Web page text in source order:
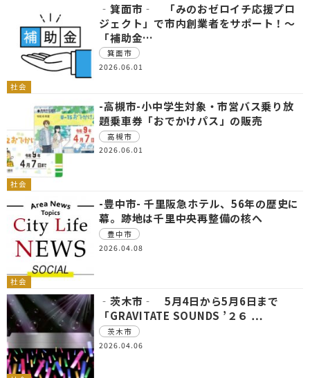
社会
‐箕面市‐ 「みのおゼロイチ応援プロ
ジェクト」で市内創業者をサポート！～
「補助金…
箕面市
2026.06.01
社会
-高槻市-小中学生対象・市営バス乗り放
題乗車券「おでかけパス」の販売
高槻市
2026.06.01
社会
-豊中市- 千里阪急ホテル、56年の歴史に
幕。跡地は千里中央再整備の核へ
豊中市
2026.04.08
‐茨木市‐ 5月4日から5月6日まで
「GRAVITATE SOUNDS ’２６ …
茨木市
2026.04.06